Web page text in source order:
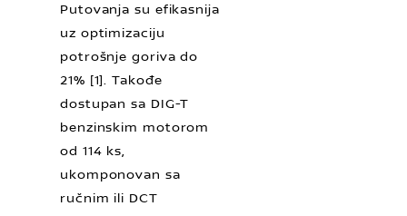
Putovanja su efikasnija
uz optimizaciju
potrošnje goriva do
21% [1]. Takođe
dostupan sa DIG-T
benzinskim motorom
od 114 ks,
ukomponovan sa
ručnim ili DCT